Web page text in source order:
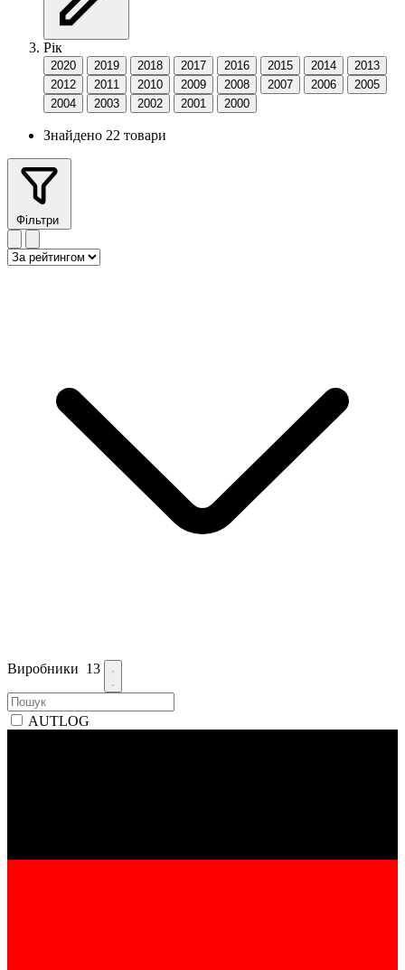
Рік
2020 2019 2018 2017 2016 2015 2014
2013
2012
2011 2010 2009 2008 2007 2006
2005
2004
2003 2002 2001 2000
Знайдено 22 товари
Фільтри
Виробники 13
AUTLOG